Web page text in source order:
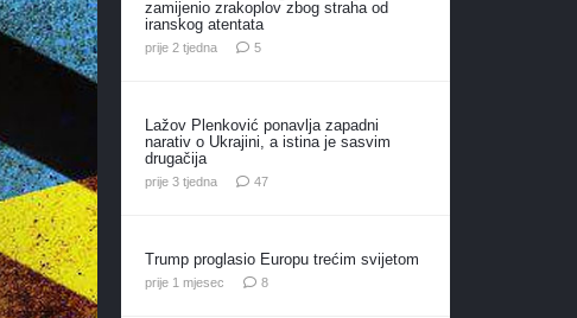
zamijenio zrakoplov zbog straha od
iranskog atentata
prije 2 tjedna 5komentara
Lažov Plenković ponavlja zapadni
narativ o Ukrajini, a istina je sasvim
drugačija
prije 3 tjedna 47komentara
Trump proglasio Europu trećim svijetom
prije 1 mjesec 8komentara